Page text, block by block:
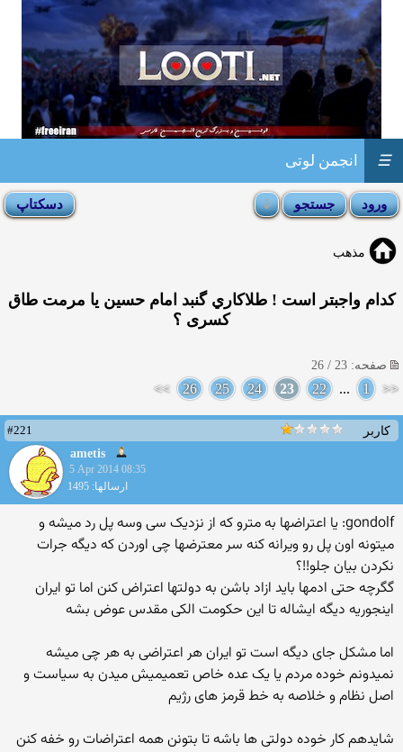
انجمن لوتی ☰
مذهب
کدام واجبتر است ! طلاکاري گنبد امام حسين يا مرمت طاق
كسری ؟
صفحه: 23 / 26
<<
1
...
22
23
24
25
26
>>
کاربر
#221
ametis
5 Apr 2014 08:35
ارسالها: 1495
gondolf: یا اعتراضها به مترو که از نزدیک سی وسه پل رد میشه و
میتونه اون پل رو ویرانه کنه سر معترضها چی اوردن که دیگه جرات
نکردن بیان جلو!!؟
گگرچه حتی ادمها باید ازاد باشن به دولتها اعتراض کنن اما تو ایران
اینجوریه دیگه ایشاله تا این حکومت الکی مقدس عوض بشه
اما مشکل جای دیگه است تو ایران هر اعتراضی به هر چی میشه
نمیدونم خوده مردم یا یک عده خاص تعمیمیش میدن به سیاست و
اصل نظام و خلاصه به خط قرمز های رژیم
شایدهم کار خوده دولتی ها باشه تا بتونن همه اعتراضات رو خفه کنن